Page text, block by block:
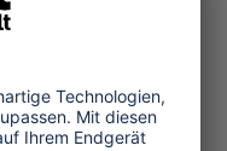
Dialog
die einen